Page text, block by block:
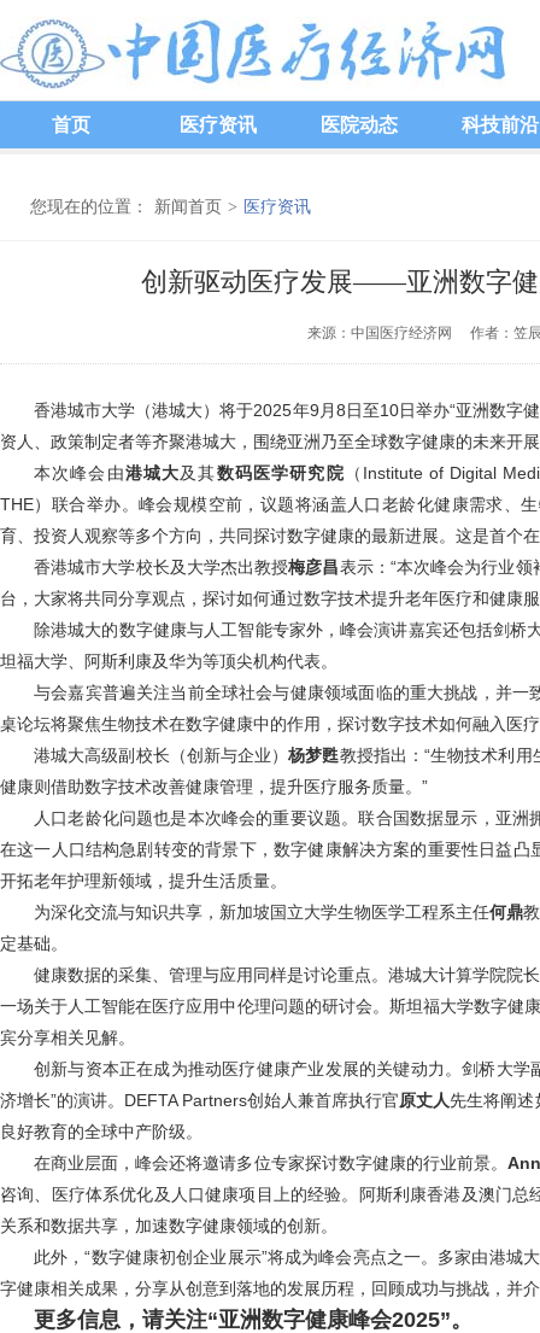
首页 医疗资讯 医院动态 科技前沿
您现在的位置： 新闻首页 > 医疗资讯
创新驱动医疗发展——亚洲数字健
来源：中国医疗经济网 作者：
香港城市大学（港城大）将于2025年9月8日至10日举办“亚洲数字
资人、政策制定者等齐聚港城大，围绕亚洲乃至全球数字健康的未来开
本次峰会由港城大及其数码医学研究院 （Institute of Digital
THE）联合举办。峰会规模空前，议题将涵盖人口老龄化健康需求、
育、投资人观察等多个方向，共同探讨数字健康的最新进展。这是首个
香港城市大学校长及大学杰出教授梅彦昌表示：“本次峰会为行业
台，大家将共同分享观点，探讨如何通过数字技术提升老年医疗和健康
除港城大的数字健康与人工智能专家外，峰会演讲嘉宾还包括剑
坦福大学、阿斯利康及华为等顶尖机构代表。
与会嘉宾普遍关注当前全球社会与健康领域面临的重大挑战，并
桌论坛将聚焦生物技术在数字健康中的作用，探讨数字技术如何融入医
港城大高级副校长（创新与企业）杨梦甦教授指出：“生物技术利
健康则借助数字技术改善健康管理，提升医疗服务质量。”
人口老龄化问题也是本次峰会的重要议题。联合国数据显示，亚
在这一人口结构急剧转变的背景下，数字健康解决方案的重要性日益
开拓老年护理新领域，提升生活质量。
为深化交流与知识共享，新加坡国立大学生物医学工程系主任何鼎
定基础。
健康数据的采集、管理与应用同样是讨论重点。港城大计算学院院长
一场关于人工智能在医疗应用中伦理问题的研讨会。斯坦福大学数字健
宾分享相关见解。
创新与资本正在成为推动医疗健康产业发展的关键动力。剑桥大学
济增长”的演讲。DEFTA Partners创始人兼首席执行官原丈人先生将阐述
良好教育的全球中产阶级。
在商业层面，峰会还将邀请多位专家探讨数字健康的行业前景。
咨询、医疗体系优化及人口健康项目上的经验。阿斯利康香港及澳门总
关系和数据共享，加速数字健康领域的创新。
此外，“数字健康初创企业展示”将成为峰会亮点之一。多家由港城
字健康相关成果，分享从创意到落地的发展历程，回顾成功与挑战，并
更多信息，请关注“亚洲数字健康峰会2025”。